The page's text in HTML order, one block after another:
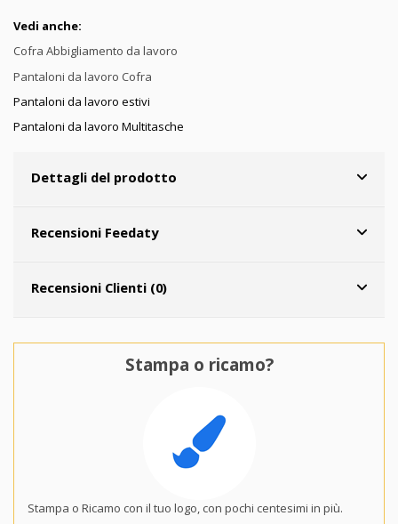
Vedi anche:
Cofra Abbigliamento da lavoro
Pantaloni da lavoro Cofra
Pantaloni da lavoro estivi
Pantaloni da lavoro Multitasche
Dettagli del prodotto
Recensioni Feedaty
Recensioni Clienti (0)
Stampa o ricamo?
Stampa o Ricamo con il tuo logo, con pochi centesimi in più.